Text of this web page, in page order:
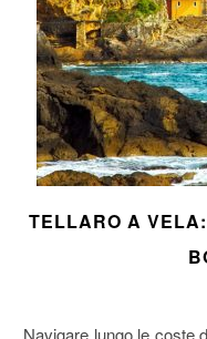
TELLARO A
Navigare lungo le coste